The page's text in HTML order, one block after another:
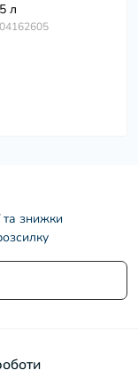
л
та знижки